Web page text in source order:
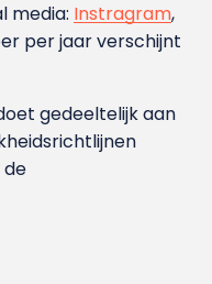
media: Instragram,
per jaar verschijnt
gedeeltelijk aan
de